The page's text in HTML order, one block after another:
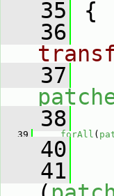
   35
{
   36
   37
   38
   39
forAll (
   40
   41